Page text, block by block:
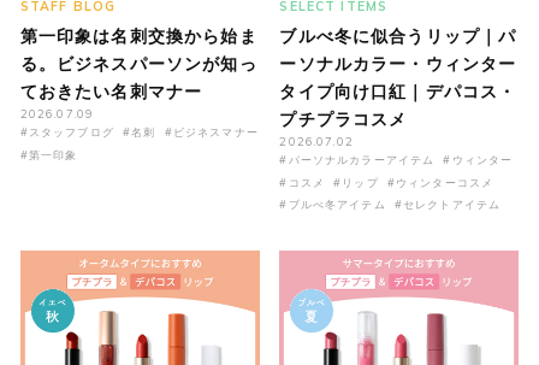
STAFF BLOG
第一印象は名刺交換から始ま
る。ビジネスパーソンが知っ
ておきたい名刺マナー
2026.07.09
#スタッフブログ
#名刺
#ビジネスマナー
#第一印象
SELECT ITEMS
ブルべ冬に似合うリップ｜パ
ーソナルカラー・ウィンター
タイプ向け口紅｜デパコス・
プチプラコスメ
2026.07.02
#パーソナルカラーアイテム
#ウィンター
#コスメ
#リップ
#ウィンターコスメ
#ブルべ冬アイテム
#セレクトアイテム